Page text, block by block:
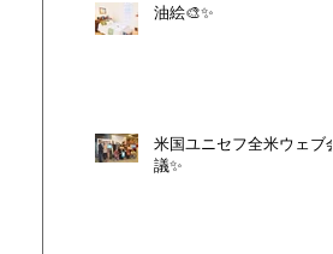
油絵🎨✨
米国ユニセフ全米ウェブ会
議✨